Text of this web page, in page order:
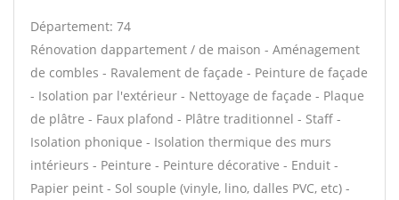
Département: 74
Rénovation dappartement / de maison - Aménagement
de combles - Ravalement de façade - Peinture de façade
- Isolation par l'extérieur - Nettoyage de façade - Plaque
de plâtre - Faux plafond - Plâtre traditionnel - Staff -
Isolation phonique - Isolation thermique des murs
intérieurs - Peinture - Peinture décorative - Enduit -
Papier peint - Sol souple (vinyle, lino, dalles PVC, etc) -